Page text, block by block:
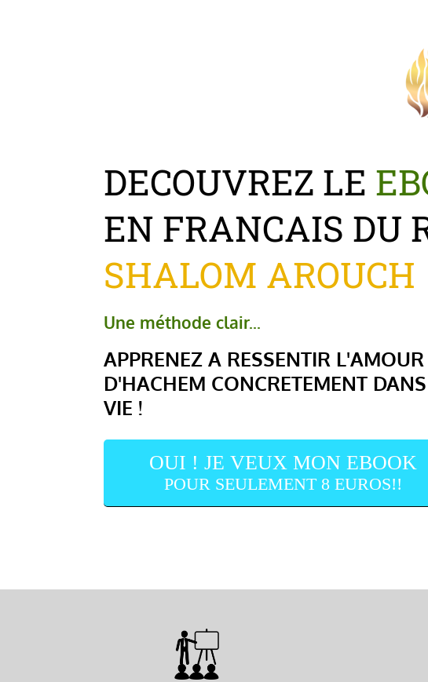
DECOUVREZ LE
EN FRANCAIS DU
SHALOM AROUCH
Une méthode clair...
APPRENEZ A RESSENTIR L'AMOUR
D'HACHEM CONCRETEMENT
VIE !
OUI ! JE VEUX MON EBOOK
POUR SEULEMENT 8 EUROS!!